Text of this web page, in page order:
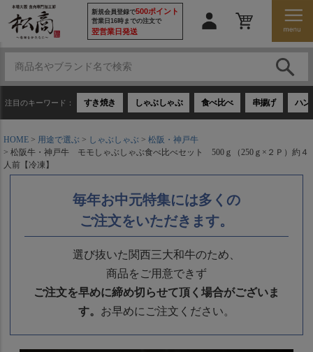
新規会員登録で500ポイント
営業日16時までの注文で
翌営業日発送
注目のキーワード： すき焼き しゃぶしゃぶ 食べ比べ 串揚げ ハン
HOME 用途で選ぶ しゃぶしゃぶ
松阪・神戸牛
松阪牛・神戸牛 モモしゃぶしゃぶ食べ比べセット 500ｇ（250ｇ×２Ｐ）約４
人前【冷凍】
毎年お中元特集には多くの
ご注文をいただきます。
選び抜いた関西三大和牛のため、
商品をご用意できず
ご注文を早めに締め切らせて頂く場合がございま
す。 お早めにご注文ください。